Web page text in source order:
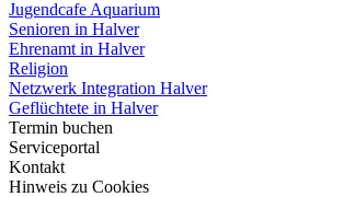
Jugendcafe Aquarium
Senioren in Halver
Ehrenamt in Halver
Religion
Netzwerk Integration Halver
Geflüchtete in Halver
Termin buchen
Serviceportal
Kontakt
Hinweis zu Cookies